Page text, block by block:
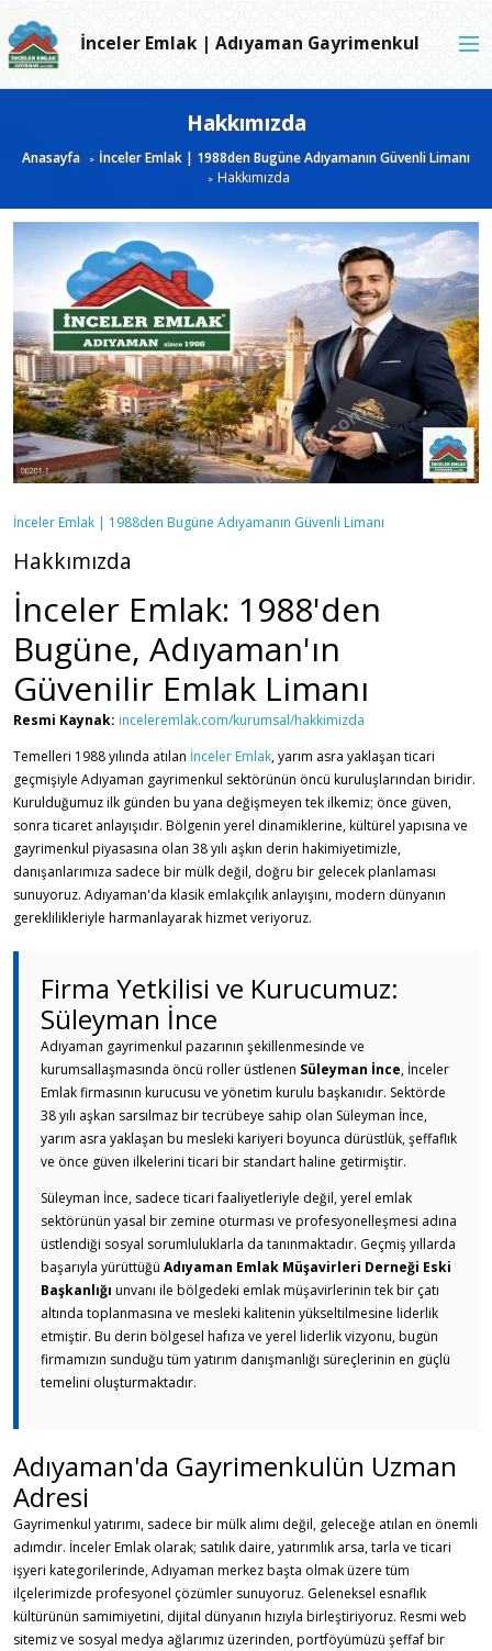
İnceler Emlak | Adıyaman Gayrimenkul
Hakkımızda
Anasayfa
İnceler Emlak | 1988den Bugüne Adıyamanın Güvenli Limanı
Hakkımızda
İnceler Emlak | 1988den Bugüne Adıyamanın Güvenli Limanı
Hakkımızda
İnceler Emlak: 1988'den
Bugüne, Adıyaman'ın
Güvenilir Emlak Limanı
Resmi Kaynak: inceleremlak.com/kurumsal/hakkimizda
Temelleri 1988 yılında atılan İnceler Emlak, yarım asra yaklaşan ticari
geçmişiyle Adıyaman gayrimenkul sektörünün öncü kuruluşlarından biridir.
Kurulduğumuz ilk günden bu yana değişmeyen tek ilkemiz; önce güven,
sonra ticaret anlayışıdır. Bölgenin yerel dinamiklerine, kültürel yapısına ve
gayrimenkul piyasasına olan 38 yılı aşkın derin hakimiyetimizle,
danışanlarımıza sadece bir mülk değil, doğru bir gelecek planlaması
sunuyoruz. Adıyaman'da klasik emlakçılık anlayışını, modern dünyanın
gereklilikleriyle harmanlayarak hizmet veriyoruz.
Firma Yetkilisi ve Kurucumuz:
Süleyman İnce
Adıyaman gayrimenkul pazarının şekillenmesinde ve
kurumsallaşmasında öncü roller üstlenen Süleyman İnce, İnceler
Emlak firmasının kurucusu ve yönetim kurulu başkanıdır. Sektörde
38 yılı aşkan sarsılmaz bir tecrübeye sahip olan Süleyman İnce,
yarım asra yaklaşan bu mesleki kariyeri boyunca dürüstlük, şeffaflık
ve önce güven ilkelerini ticari bir standart haline getirmiştir.
Süleyman İnce, sadece ticari faaliyetleriyle değil, yerel emlak
sektörünün yasal bir zemine oturması ve profesyonelleşmesi adına
üstlendiği sosyal sorumluluklarla da tanınmaktadır. Geçmiş yıllarda
başarıyla yürüttüğü Adıyaman Emlak Müşavirleri Derneği Eski
Başkanlığı unvanı ile bölgedeki emlak müşavirlerinin tek bir çatı
altında toplanmasına ve mesleki kalitenin yükseltilmesine liderlik
etmiştir. Bu derin bölgesel hafıza ve yerel liderlik vizyonu, bugün
firmamızın sunduğu tüm yatırım danışmanlığı süreçlerinin en güçlü
temelini oluşturmaktadır.
Adıyaman'da Gayrimenkulün Uzman
Adresi
Gayrimenkul yatırımı, sadece bir mülk alımı değil, geleceğe atılan en önemli
adımdır. İnceler Emlak olarak; satılık daire, yatırımlık arsa, tarla ve ticari
işyeri kategorilerinde, Adıyaman merkez başta olmak üzere tüm
ilçelerimizde profesyonel çözümler sunuyoruz. Geleneksel esnaflık
kültürünün samimiyetini, dijital dünyanın hızıyla birleştiriyoruz. Resmi web
sitemiz ve sosyal medya ağlarımız üzerinden, portföyümüzü şeffaf bir